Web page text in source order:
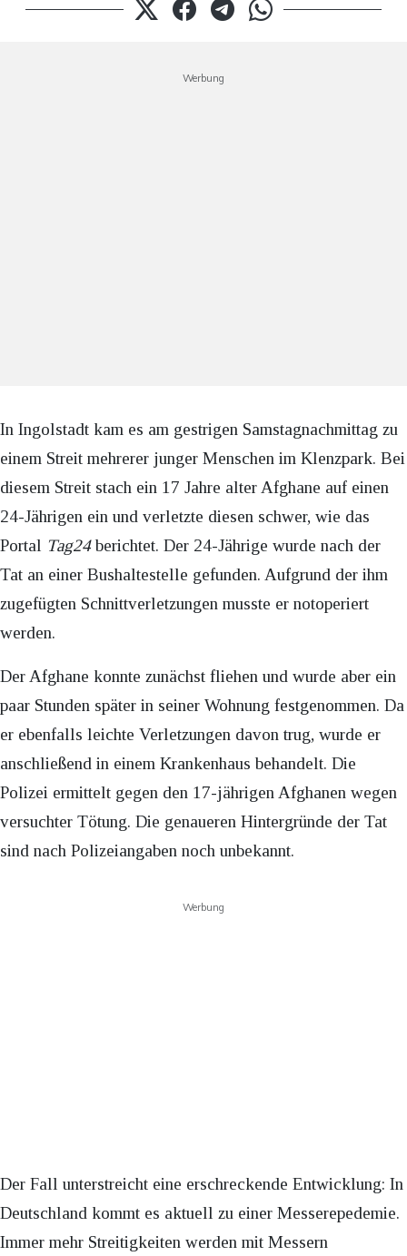
Werbung
In Ingolstadt kam es am gestrigen Samstagnachmittag zu
einem Streit mehrerer junger Menschen im Klenzpark. Bei
diesem Streit stach ein 17 Jahre alter Afghane auf einen
24-Jährigen ein und verletzte diesen schwer, wie das
Portal Tag24berichtet. Der 24-Jährige wurde nach der
Tat an einer Bushaltestelle gefunden. Aufgrund der ihm
zugefügten Schnittverletzungen musste er notoperiert
werden.
Der Afghane konnte zunächst fliehen und wurde aber ein
paar Stunden später in seiner Wohnung festgenommen. Da
er ebenfalls leichte Verletzungen davon trug, wurde er
anschließend in einem Krankenhaus behandelt. Die
Polizei ermittelt gegen den 17-jährigen Afghanen wegen
versuchter Tötung. Die genaueren Hintergründe der Tat
sind nach Polizeiangaben noch unbekannt.
Werbung
Der Fall unterstreicht eine erschreckende Entwicklung: In
Deutschland kommt es aktuell zu einer Messerepedemie.
Immer mehr Streitigkeiten werden mit Messern